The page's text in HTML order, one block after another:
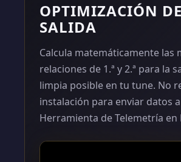
OPTIMIZACIÓN DE
SALIDA
Calcula matemáticamente las
relaciones de 1.ª y 2.ª para la
limpia posible en tu tune. No
instalación para enviar datos
Herramienta de Telemetría en